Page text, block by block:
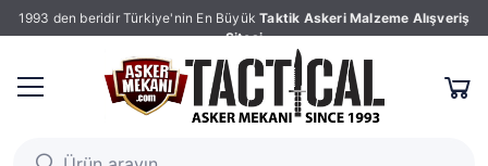
1993 den beridir Türkiye'nin En Büyük Taktik Askeri Malzeme Alışveriş
Sitesi